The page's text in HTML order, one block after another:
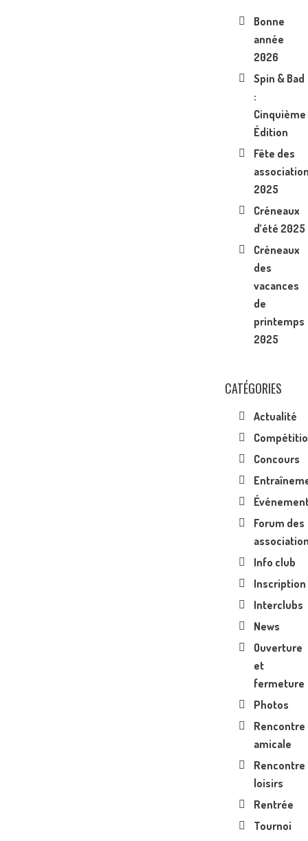
Bonne
année
2026
Spin & Bad
:
Cinquième
Édition
Fête des
2025
Créneaux
d’été 2025
Créneaux
des
vacances
de
printemps
2025
CATÉGORIES
Actualité
Concours
Forum des
Info club
Inscription
Interclubs
News
Ouverture
et
fermeture
Photos
Rencontre
amicale
Rencontre
loisirs
Rentrée
Tournoi